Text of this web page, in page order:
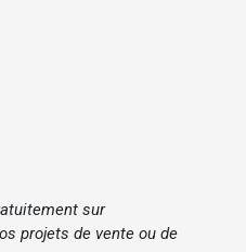
sur
projets de vente ou de